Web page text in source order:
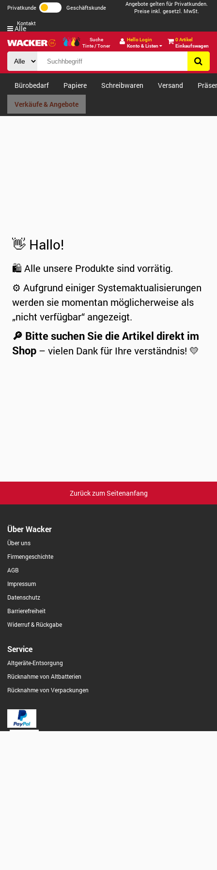
Privatkunde Geschäftskunde
Angebote gelten für Privatkunden.
Preise inkl. gesetzl. MwSt.
Kontakt
Suche
Tinte / Toner
Hello Login
Konto & Listen
0 Artikel
Einkaufswagen
Alle
Bürobedarf Papiere Schreibwaren Versand
Verkäufe & Angebote
👋 Hallo!
🛍️ Alle unsere Produkte sind vorrätig.
⚙️ Aufgrund einiger Systemaktualisierungen
werden sie momentan möglicherweise als
„nicht verfügbar“ angezeigt.
🔎 Bitte suchen Sie die Artikel direkt im
Shop – vielen Dank für Ihre verständnis! 💛
Zurück zum Seitenanfang
Über Wacker
Über uns
Firmengeschichte
AGB
Impressum
Datenschutz
Barrierefreiheit
Widerruf & Rückgabe
Service
Altgeräte-Entsorgung
Rücknahme von Altbatterien
Rücknahme von Verpackungen